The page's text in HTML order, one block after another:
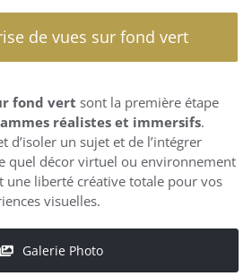
de vues sur fond vert
fond vert sont la première étape
réalistes et immersifs.
d’isoler un sujet et de l’intégrer
quel décor virtuel ou environnement
liberté créative totale pour vos
visuelles.
Galerie Photo